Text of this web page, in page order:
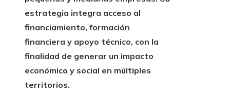
estrategia integra acceso al
financiamiento, formación
financiera y apoyo técnico, con la
finalidad de generar un impacto
económico y social en múltiples
territorios.